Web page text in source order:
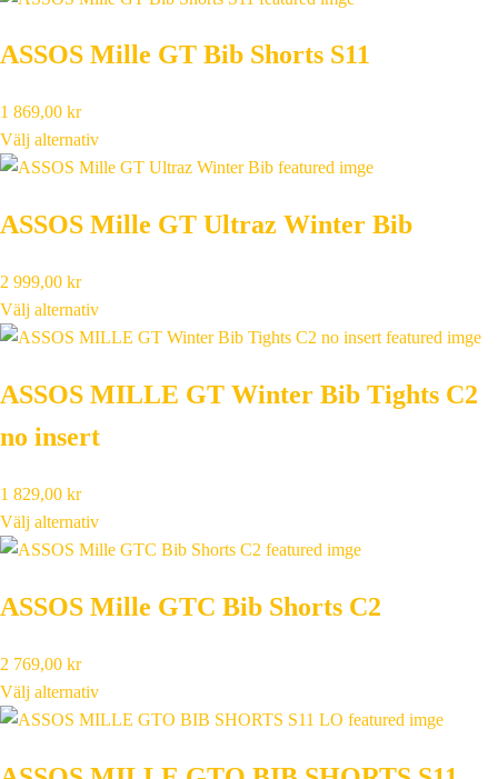
ASSOS Mille GT Bib Shorts S11
1 869,00 kr
Välj alternativ
ASSOS Mille GT Ultraz Winter Bib
2 999,00 kr
Välj alternativ
ASSOS MILLE GT Winter Bib Tights C2
no insert
1 829,00 kr
Välj alternativ
ASSOS Mille GTC Bib Shorts C2
2 769,00 kr
Välj alternativ